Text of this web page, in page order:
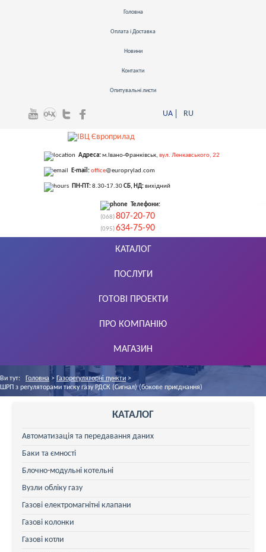
Головна
Оплата і Доставка
Новини
Контакти
Опитувальні листи
UA RU
Адреса:м.Івано-Франківськ, вул. Ленкавського, 22
E-mail:office@europrylad.com
ПН-ПТ:8.30-17.30СБ, НД:вихідний
Телефони:
(068)807-20-70
(095)634-75-90
КАТАЛОГ
ПОСЛУГИ
ГОТОВІ ПРОЕКТИ
ПРО КОМПАНІЮ
МАГАЗИН
Ви тут: Головна > Газорегуляторні пункти >
ШРП з регуляторами тиску газу РДСК (Сигнал) (бокове приєднання)
КАТАЛОГ
Автоматизація та передавання даних
Баки та ємності
Блочно-модульні котельні
Вузли обліку газу
Газові електромагнітні клапани
Газові колонки
Газові котли